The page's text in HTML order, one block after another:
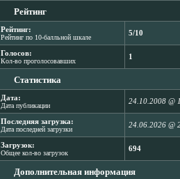
Рейтинг
Рейтинг:
Рейтинг по 10-балльной шкале
5/10
Голосов:
Кол-во проголосовавших
1
Статистика
Дата:
Дата публикации
24.10.2008 @
Последняя загрузка:
Дата последней загрузки
24.06.2026 @
Загрузок:
Общее кол-во загрузок
694
Дополнительная информация